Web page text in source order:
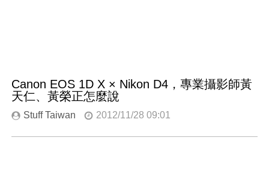
Canon EOS 1D X × Nikon D4，專業攝影師黃
天仁、黃榮正怎麼說
Stuff Taiwan 2012/11/28 09:01